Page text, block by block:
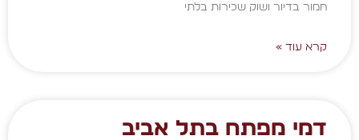
חמור בדיור ושוק שכירות בלתי
קרא עוד »
דמי מפתח בתל אביב